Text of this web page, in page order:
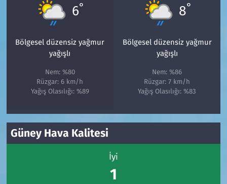
6°
Bölgesel düzensiz yağmur
yağışlı
Nem: %80
Rüzgar: 6 km/h
Yağış Olasılığı: %89
8°
Bölgesel düzensiz yağmur
yağışlı
Nem: %86
Rüzgar: 7 km/h
Yağış Olasılığı: %83
Güney Hava Kalitesi
İyi
1